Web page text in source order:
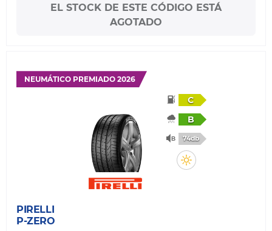
EL STOCK DE ESTE CÓDIGO ESTÁ
AGOTADO
NEUMÁTICO PREMIADO 2026
C
B
74db
PIRELLI
P-ZERO